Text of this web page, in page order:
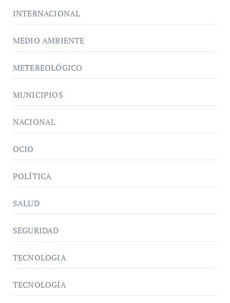
INTERNACIONAL
MEDIO AMBIENTE
METEREOLÓGICO
MUNICIPIOS
NACIONAL
OCIO
POLÍTICA
SALUD
SEGURIDAD
TECNOLOGIA
TECNOLOGÍA